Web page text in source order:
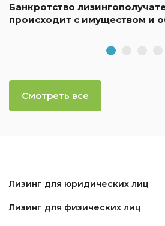
Банкротство
происходит с имуществом и
Смотреть все
Лизинг для юридических лиц
Лизинг для физических лиц